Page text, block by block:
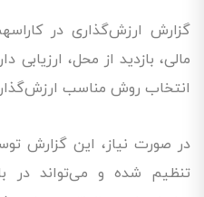
گزارش ارزش‌گذاری در
مالی، بازدید از محل،
انتخاب روش مناسب
در صورت نیاز، این گزارش
تنظیم شده و می‌تواند در